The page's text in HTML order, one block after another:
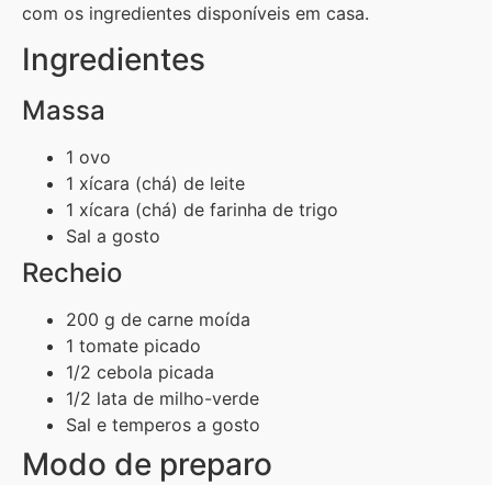
com os ingredientes disponíveis em casa.
Ingredientes
Massa
1 ovo
1 xícara (chá) de leite
1 xícara (chá) de farinha de trigo
Sal a gosto
Recheio
200 g de carne moída
1 tomate picado
1/2 cebola picada
1/2 lata de milho-verde
Sal e temperos a gosto
Modo de preparo